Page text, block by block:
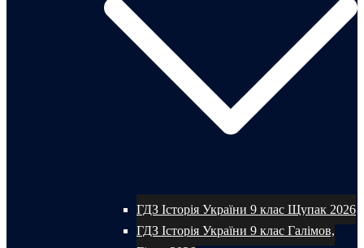
ГДЗ Історія України 9 клас Щупак 2026
ГДЗ Історія України 9 клас Галімов,